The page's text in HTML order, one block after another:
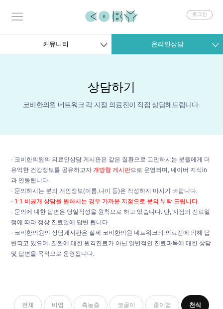
회로그인
커뮤니티 온라인상담
상담하기
코비한의원 네트워크 각 지점 의료진이 직접 상담해드립니다.
· 코비한의원의 의료인상담 게시판은 같은 질환으로 고민하시는 분들에게 더
유익한 건강정보를 공유하고자개방형 게시판으로 운영되며, 네이버 지식in
과 연동됩니다.
· 문의하시는 분의 개인정보(이름,나이 등)은 작성하지 마시기 바랍니다.
· 1:1 비공개 상담을 원하시는 경우 가까운 지점으로 문의 부탁 드립니다.
· 문의에 대한 답변은 당일작성을 원칙으로 하고 있습니다. 단, 지점의 진료일
정에 따라 정상 진료일에 답변 됩니다.
· 코비한의원의 상담게시판은 실제 코비한의원 네트워크의 의료진에 의해 답
변되고 있으며, 질환에 대한 원격진료가 아닌 일반적인 진료과목에 대한 상담
및 답변을 목적으로 운영됩니다.
전체 비염 축농증 코골이 중이염 천식